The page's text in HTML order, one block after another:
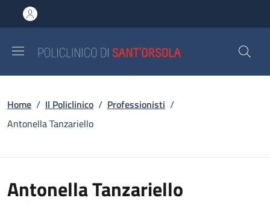
al contenuto principale
to footer content
Briciole di pane
Home / Il Policlinico / Professionisti /
Antonella Tanzariello
Antonella Tanzariello